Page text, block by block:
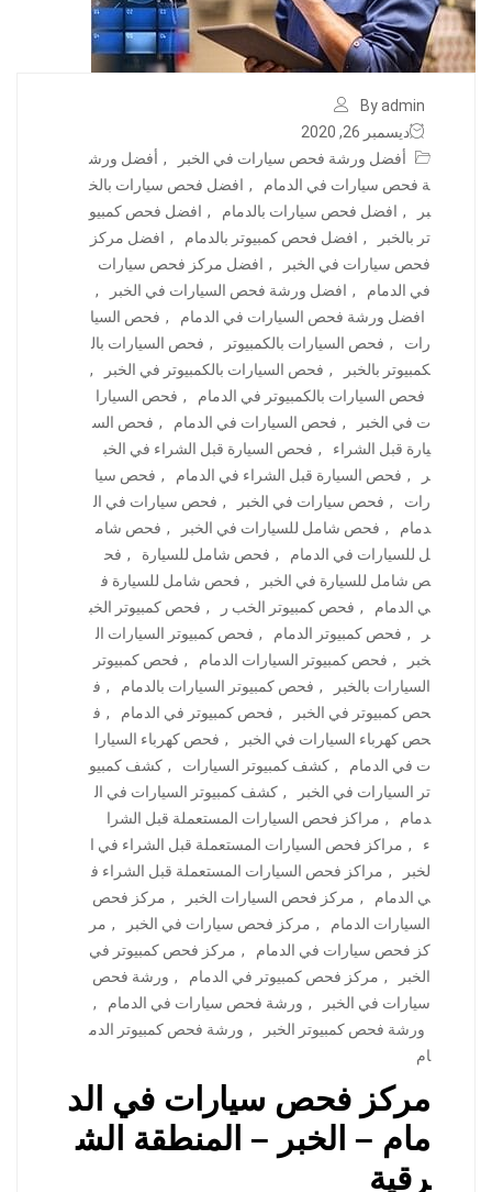
By admin
ديسمبر 26, 2020
أفضل ورشة فحص سيارات في الخبر
, أفضل ورش
ة فحص سيارات في الدمام
, افضل فحص سيارات بالخ
بر
, افضل فحص سيارات بالدمام , افضل فحص كمبيو
تر بالخبر
, افضل فحص كمبيوتر بالدمام , افضل مركز
فحص سيارات في الخبر
, افضل مركز فحص سيارات
في الدمام
, افضل ورشة فحص السيارات في الخبر
,
افضل ورشة فحص السيارات في الدمام
, فحص السيا
رات
, فحص السيارات بالكمبيوتر , فحص السيارات بال
كمبيوتر بالخبر
, فحص السيارات بالكمبيوتر في الخبر
,
فحص السيارات بالكمبيوتر في الدمام
, فحص السيارا
ت في الخبر
, فحص السيارات في الدمام , فحص الس
يارة قبل الشراء
, فحص السيارة قبل الشراء في الخب
ر
, فحص السيارة قبل الشراء في الدمام , فحص سيا
رات
, فحص سيارات في الخبر , فحص سيارات في ال
دمام
, فحص شامل للسيارات في الخبر , فحص شام
ل للسيارات في الدمام
, فحص شامل للسيارة , فح
ص شامل للسيارة في الخبر
, فحص شامل للسيارة ف
ي الدمام
, فحص كمبيوتر الخب ر , فحص كمبيوتر الخب
ر
, فحص كمبيوتر الدمام , فحص كمبيوتر السيارات ال
خبر
, فحص كمبيوتر السيارات الدمام , فحص كمبيوتر
السيارات بالخبر
, فحص كمبيوتر السيارات بالدمام , ف
حص كمبيوتر في الخبر
, فحص كمبيوتر في الدمام , ف
حص كهرباء السيارات في الخبر
, فحص كهرباء السيارا
ت في الدمام
, كشف كمبيوتر السيارات , كشف كمبيو
تر السيارات في الخبر
, كشف كمبيوتر السيارات في ال
دمام
, مراكز فحص السيارات المستعملة قبل الشرا
ء
, مراكز فحص السيارات المستعملة قبل الشراء في ا
لخبر
, مراكز فحص السيارات المستعملة قبل الشراء ف
ي الدمام
, مركز فحص السيارات الخبر , مركز فحص
السيارات الدمام
, مركز فحص سيارات في الخبر , مر
كز فحص سيارات في الدمام
, مركز فحص كمبيوتر في
الخبر
, مركز فحص كمبيوتر في الدمام , ورشة فحص
سيارات في الخبر
, ورشة فحص سيارات في الدمام
,
ورشة فحص كمبيوتر الخبر
, ورشة فحص كمبيوتر الدم
ام
مركز فحص سيارات في الد
مام – الخبر – المنطقة الش
رقية